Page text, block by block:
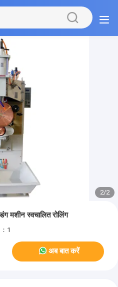
2/2
मशीन स्वचालित रोलिंग
1
अब बात करें